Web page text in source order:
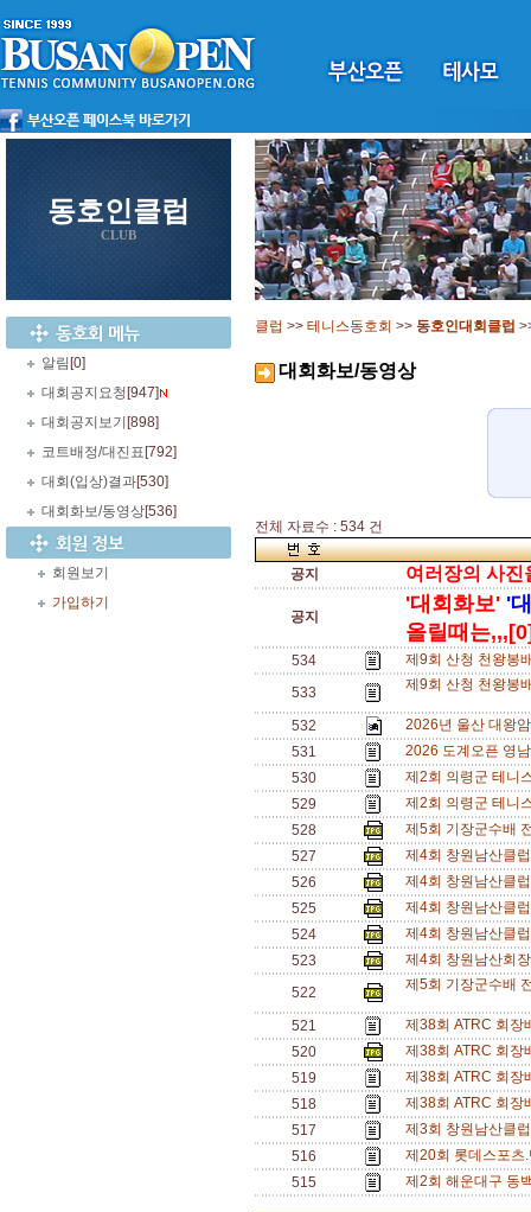
동호인클럽
CLUB
알림 [0]
대회공지요청 [947]
대회공지보기 [898]
코트배정/대진표 [792]
대회(입상)결과[530]
대회화보/동영상[536]
회원보기
가입하기
클럽 >> 테니스동호회 >> 동호인대회클럽
대회화보/동영상
전체 자료수 : 534 건
공지 여러장의 사진
공지
'대회화보' '
올릴때는
534
제9회 산청 천왕봉
533
제9회 산청 천왕봉
532
2026년 울산 대왕
531
2026 도계오픈 영
530
제2회 의령군 테니
529
제2회 의령군 테니
528
제5회 기장군수배
527
제4회 창원남산클
526
제4회 창원남산클
525
제4회 창원남산클
524
제4회 창원남산클
523
제4회 창원남산회
522
제5회 기장군수배
521
제38회 ATRC 회
520
제38회 ATRC 회
519
제38회 ATRC 회
518
제38회 ATRC 회
517
제3회 창원남산클
516
제20회 롯데스포
515
제2회 해운대구 동